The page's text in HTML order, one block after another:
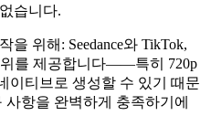
습니다.
위해: Seedance와 TikTok,
위를 제공합니다——특히 720p
이티브로 생성할 수 있기 때문
항을 완벽하게 충족하기에